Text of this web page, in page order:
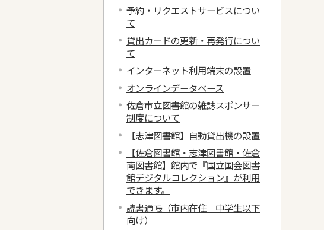
予約・リクエストサービスについ
て
貸出カードの更新・再発行につい
て
インターネット利用端末の設置
オンラインデータベース
佐倉市立図書館の雑誌スポンサー
制度について
【志津図書館】自動貸出機の設置
【佐倉図書館・志津図書館・佐倉
南図書館】館内で『国立国会図書
館デジタルコレクション』が利用
できます。
読書通帳（市内在住 中学生以下
向け）